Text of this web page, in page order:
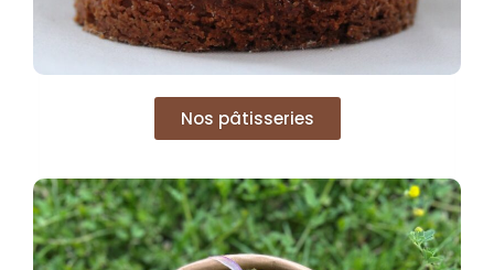
Nos pâtisseries